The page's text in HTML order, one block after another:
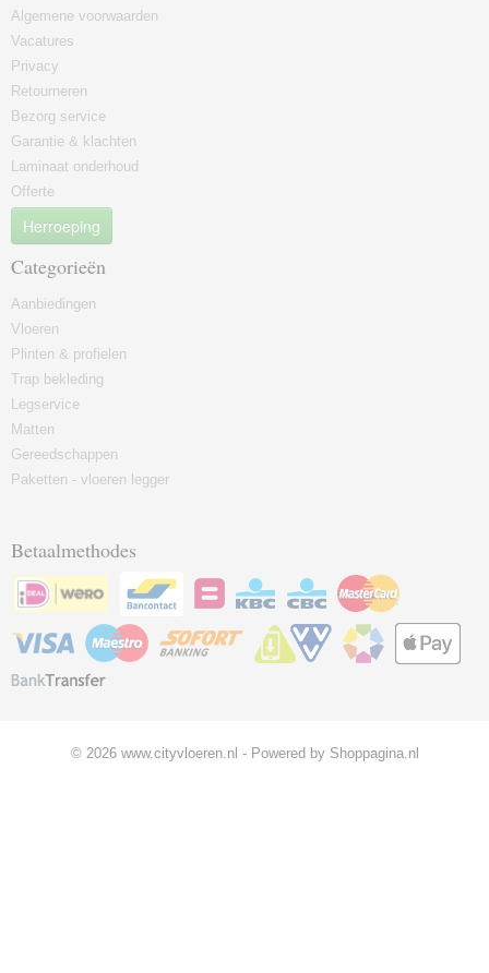
Algemene voorwaarden
Vacatures
Privacy
Retourneren
Bezorg service
Garantie & klachten
Laminaat onderhoud
Offerte
Herroeping
Categorieën
Aanbiedingen
Vloeren
Plinten & profielen
Trap bekleding
Legservice
Matten
Gereedschappen
Paketten - vloeren legger
Betaalmethodes
© 2026 www.cityvloeren.nl - Powered by Shoppagina.nl